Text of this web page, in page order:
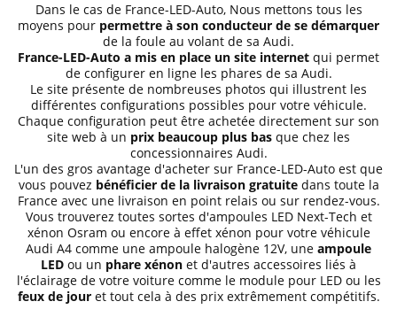
Dans le cas de France-LED-Auto, Nous mettons tous les
moyens pour permettre à son conducteur de se démarquer
de la foule au volant de sa Audi.
France-LED-Auto a mis en place un site internet qui permet
de configurer en ligne les phares de sa Audi.
Le site présente de nombreuses photos qui illustrent les
différentes configurations possibles pour votre véhicule.
Chaque configuration peut être achetée directement sur son
site web à un prix beaucoup plus bas que chez les
concessionnaires Audi.
L'un des gros avantage d'acheter sur France-LED-Auto est que
vous pouvez bénéficier de la livraison gratuitedans toute la
France avec une livraison en point relais ou sur rendez-vous.
Vous trouverez toutes sortes d'ampoules LED Next-Tech et
xénon Osram ou encore à effet xénon pour votre véhicule
Audi A4 comme une ampoule halogène 12V, une ampoule
LED ou un phare xénon et d'autres accessoires liés à
l'éclairage de votre voiture comme le module pour LED ou les
feux de jouret tout cela à des prix extrêmement compétitifs.